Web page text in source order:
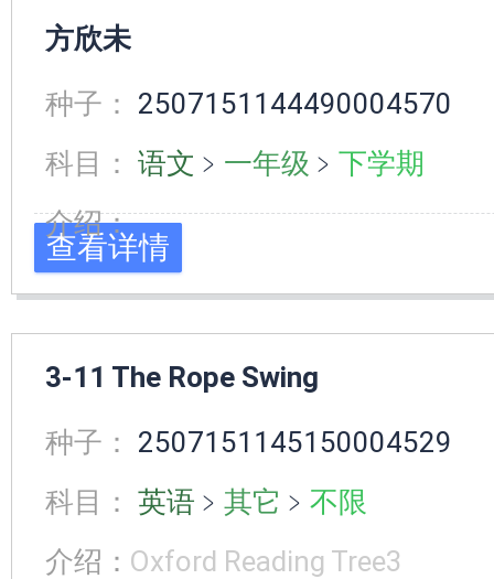
方欣未
种子： 2507151144490004570
科目： 语文 ﹥ 一年级 ﹥ 下学期
介绍：
查看详情
3-11 The Rope Swing
种子： 2507151145150004529
科目： 英语 ﹥ 其它 ﹥ 不限
介绍： Oxford Reading Tree3